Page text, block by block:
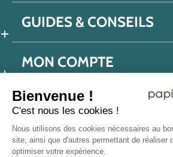
Bienvenue !
C'est nous les cookies !
Nous utilisons des cookies nécessaires au
site, ainsi que d'autres permettant de réaliser
optimiser votre expérience.
GUIDES & CONSEILS
MON COMPTE
Politique de confidentialité